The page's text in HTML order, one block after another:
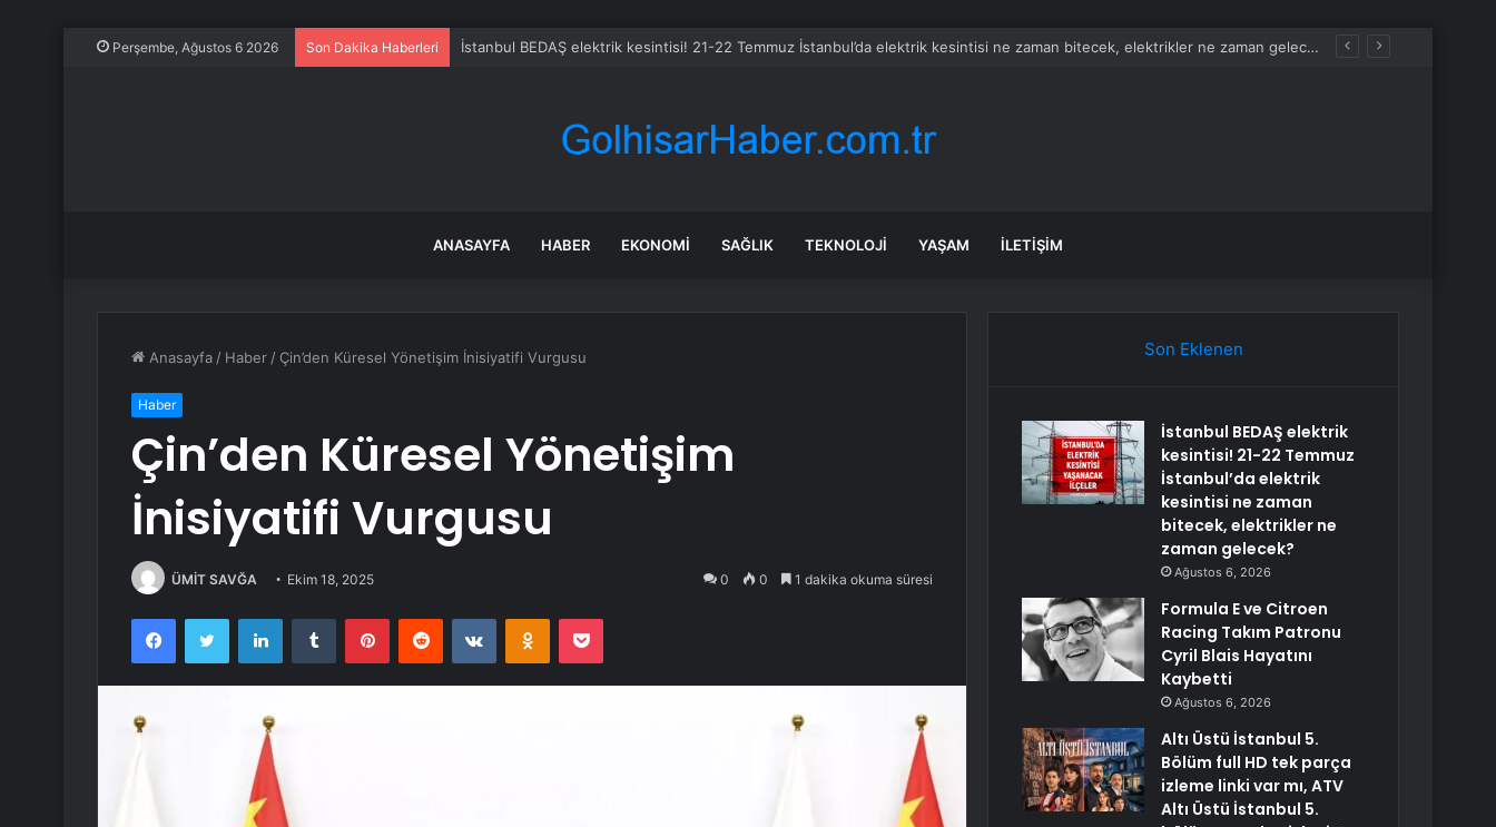
Perşembe, Ağustos 6 2026 Son Dakika Haberleri İstanbul BEDAŞ elektrik kesintisi! 21-22 Temmuz İstanbul’da elektrik kesintisi ne zaman bitecek, elektrikler ne zaman gelecek?
ANASAYFA HABER EKONOMI SAĞLIK TEKNOLOJI YAŞAM İLETIŞIM
Anasayfa / Haber / Çin’den Küresel Yönetişim İnisiyatifi Vurgusu
Haber
Çin’den Küresel Yönetişim
İnisiyatifi Vurgusu
ÜMİT SAVĞA Ekim 18, 2025 0 0 1 dakika okuma süresi
FacebookTwitter LinkedInTumblr PinterestReddit VKontakteOdnoklassniki
Pocket
Son Eklenen
İstanbul BEDAŞ elektrik
kesintisi! 21-22 Temmuz
İstanbul’da elektrik
kesintisi ne zaman
bitecek, elektrikler ne
zaman gelecek?
Ağustos 6, 2026
Formula E ve Citroen
Racing Takım Patronu
Cyril Blais Hayatını
Kaybetti
Ağustos 6, 2026
Altı Üstü İstanbul 5.
Bölüm full HD tek parça
izleme linki var mı, ATV
Altı Üstü İstanbul 5.